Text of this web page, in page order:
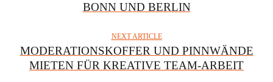
ONN UND BERLIN
NEXT ARTICLE
MODERATIONSKOFFER UND PINNWÄNDE
MIETEN FÜR KREATIVE TEAM-ARBEIT